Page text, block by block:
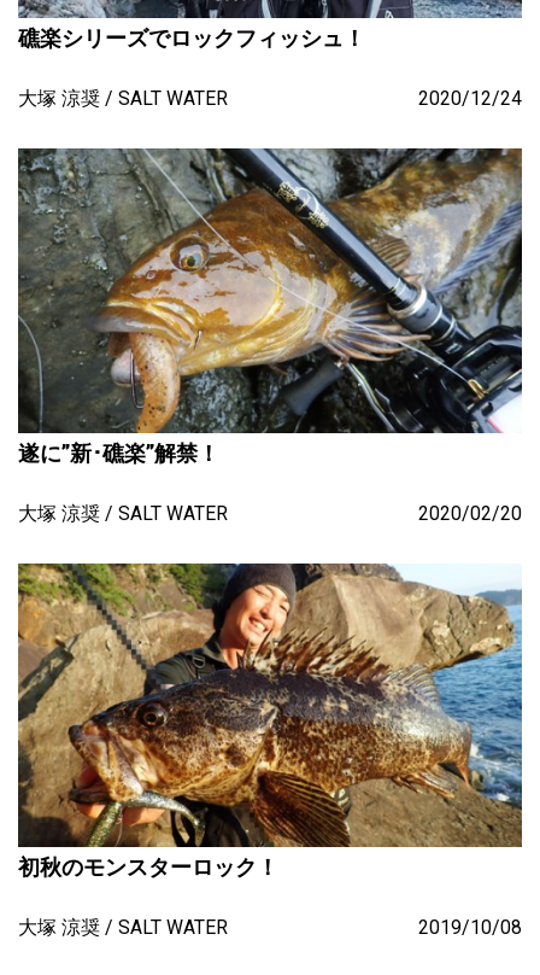
礁楽シリーズでロックフィッシュ！
大塚 涼奨 SALT WATER 2020/12/24
遂に”新･礁楽”解禁！
大塚 涼奨 SALT WATER 2020/02/20
初秋のモンスターロック！
大塚 涼奨 SALT WATER 2019/10/08